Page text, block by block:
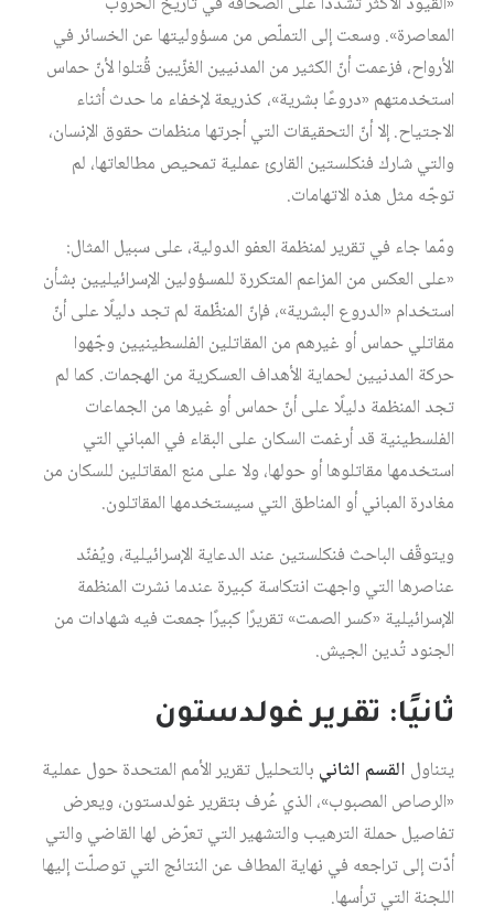
المعاصرة». وسعت إلى التملّص من مسؤوليتها عن الخسائر في
الأرواح، فزعمت أنّ الكثير من المدنيين الغزّيين قُتلوا لأنّ حماس
استخدمتهم «دروعًا بشرية»، كذريعة لإخفاء ما حدث أثناء
الاجتياح. إلا أنّ التحقيقات التي أجرتها منظمات حقوق الإنسان،
والتي شارك فنكلستين القارئ عملية تمحيص مطالعاتها، لم
توجّه مثل هذه الاتهامات.
ومّما جاء في تقرير لمنظمة العفو الدولية، على سبيل المثال:
«على العكس من المزاعم المتكررة للمسؤولين الإسرائيليين بشأن
استخدام «الدروع البشرية»، فإنّ المنظّمة لم تجد دليلًا على أنّ
مقاتلي حماس أو غيرهم من المقاتلين الفلسطينيين وجّهوا
حركة المدنيين لحماية الأهداف العسكرية من الهجمات. كما لم
تجد المنظمة دليلًا على أنّ حماس أو غيرها من الجماعات
الفلسطينية قد أرغمت السكان على البقاء في المباني التي
استخدمها مقاتلوها أو حولها، ولا على منع المقاتلين للسكان من
مغادرة المباني أو المناطق التي سيستخدمها المقاتلون.
ويتوقّف الباحث فنكلستين عند الدعاية الإسرائيلية، ويُفنّد
عناصرها التي واجهت انتكاسة كبيرة عندما نشرت المنظمة
الإسرائيلية «كسر الصمت» تقريرًا كبيرًا جمعت فيه شهادات من
الجنود تُدين الجيش.
ثانيًا: تقرير غولدستون
يتناول القسم الثاني بالتحليل تقرير الأمم المتحدة حول عملية
«الرصاص المصبوب»، الذي عُرف بتقرير غولدستون، ويعرض
تفاصيل حملة الترهيب والتشهير التي تعرّض لها القاضي والتي
أدّت إلى تراجعه في نهاية المطاف عن النتائج التي توصلّت إليها
اللجنة التي ترأسها.